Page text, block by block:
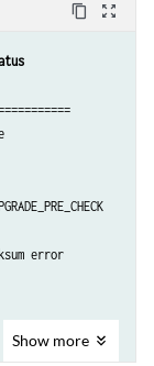
content_copy zoom_out_map
error
N/A
Idle
Show more